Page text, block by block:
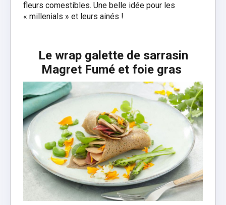
fleurs comestibles. Une belle idée pour les
« millenials » et leurs ainés !
Le wrap galette de sarrasin
Magret Fumé et foie gras